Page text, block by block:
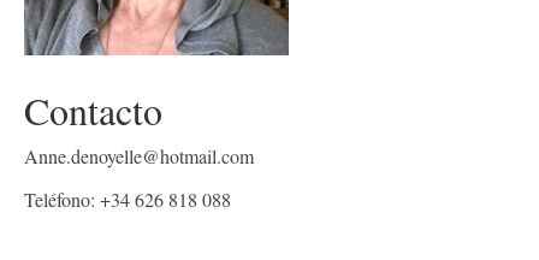
Ser Andart
NOTICIAS
Noticias antiguas
Contáctanos
Contacto
Anne.denoyelle@hotmail.com
Teléfono: +34 626 818 088